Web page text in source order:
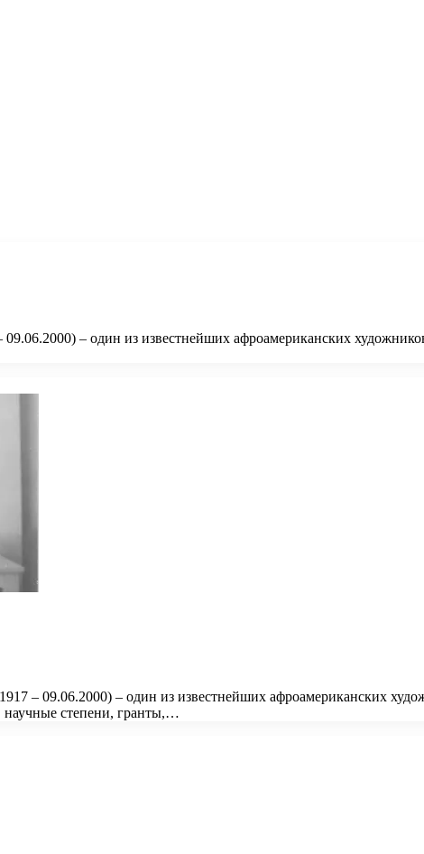
– один из известнейших афроамериканских
– 09.06.2000) – один из известнейших афроамериканских
научные степени, гранты,…